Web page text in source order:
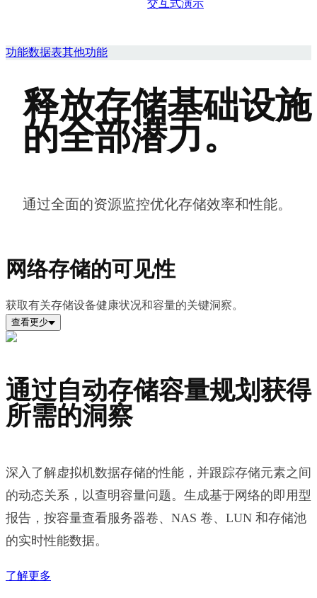
交互式演示
功能数据表其他功能
释放存储基础设施
的全部潜力。
通过全面的资源监控优化存储效率和性能。
网络存储的可见性
获取有关存储设备健康状况和容量的关键洞察。
查看更少
通过自动存储容量规划获得
所需的洞察
深入了解虚拟机数据存储的性能，并跟踪存储元素之间
的动态关系，以查明容量问题。生成基于网络的即用型
报告，按容量查看服务器卷、NAS 卷、LUN 和存储池
的实时性能数据。
了解更多